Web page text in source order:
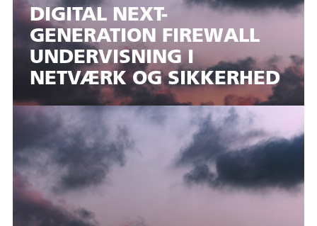
DIGITAL NEXT-
GENERATION FIREWALL
UNDERVISNING I
NETVÆRK OG SIKKERHED